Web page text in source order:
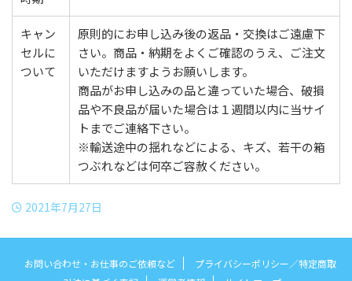
キャン
セルに
ついて
原則的にお申し込み後の返品・交換はご遠慮下
さい。商品・納期をよくご確認のうえ、ご注文
いただけますようお願いします。
商品がお申し込みの品と違っていた場合、破損
品や不良品が届いた場合は１週間以内に当サイ
トまでご連絡下さい。
※輸送途中の揺れなどによる、キズ、若干の箱
つぶれなどは何卒ご容赦ください。
2021年7月27日
お問い合わせ・お仕事のご依頼など
プライバシーポリシー／特定商取